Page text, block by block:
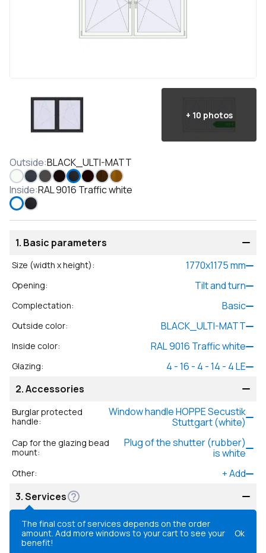
+ 10 photos
Outside:BLACK_ULTI-MATT
Inside:RAL 9016 Traffic white
1. Basic parameters
Size (width x height): 1770x1175mm
Opening: Tilt and turn
Complectation: Basic
Outside color: BLACK_ULTI-MATT
Inside color: RAL 9016 Traffic white
Glazing:
4 - 16 - 4 - 14 - 4 LE
2.Accessories
Burglar protected
handle:
Window handle HOPPE Secustik
Stuttgart (white)
Cap for the glazing bead
mount:
Plug of the shutter (rubber)
is white
Other: +Add
3.Services
The final cost of services depends on the order
amount. Add more windows to your cart to see your
benefit!
Ok